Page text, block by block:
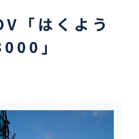
「はくよう
」